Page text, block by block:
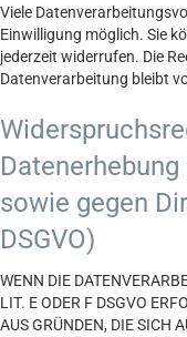
Viele
Einwilligung möglich. Sie
jederzeit widerrufen. Die
Datenverarbeitung bleibt
sowie gegen
DSGVO)
WENN DIE
LIT. E ODER F DSGVO
AUS GRÜNDEN, DIE SICH